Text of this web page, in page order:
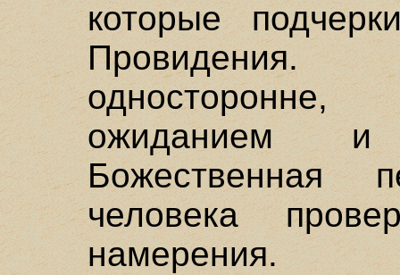
которые
ожиданием и
Божественная
человека
намерения.